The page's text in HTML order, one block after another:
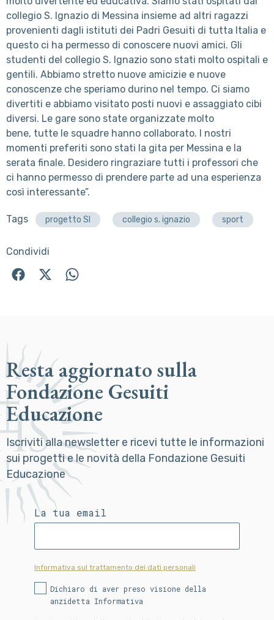
collegio S. Ignazio di Messina insieme ad altri ragazzi
provenienti dagli istituti dei Padri Gesuiti di tutta Italia e
questo ci ha permesso di conoscere nuovi amici. Gli
studenti del collegio S. Ignazio sono stati molto ospitali e
gentili. Abbiamo stretto nuove amicizie e nuove
conoscenze che speriamo durino nel tempo. Ci siamo
divertiti e abbiamo visitato posti nuovi e assaggiato cibi
diversi. Le gare sono state organizzate molto
bene, tutte le squadre hanno collaborato. I nostri
momenti preferiti sono stati la gita per Messina e la
serata finale. Desidero ringraziare tutti i professori che
ci hanno permesso di prendere parte ad una esperienza
così interessante”.
Tags progetto SI collegio s. ignazio sport
Condividi
Resta aggiornato sulla
Fondazione Gesuiti
Educazione
Iscriviti alla newsletter e ricevi tutte le informazioni
sui progetti e le novità della Fondazione Gesuiti
Educazione
La tua email
Informativa sul trattamento dei dati personali
Dichiaro di aver preso visione della
anzidetta Informativa